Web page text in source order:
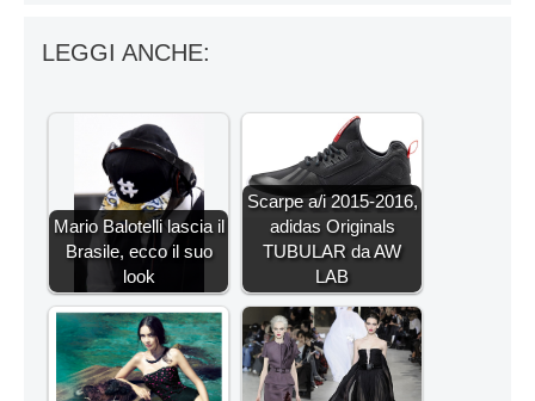
LEGGI ANCHE:
Mario Balotelli lascia il
Brasile, ecco il suo
look
Scarpe a/i 2015-2016,
adidas Originals
TUBULAR da AW
LAB